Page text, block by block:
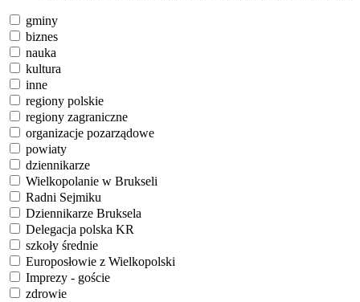
gminy
biznes
nauka
kultura
inne
regiony polskie
regiony zagraniczne
organizacje pozarządowe
powiaty
dziennikarze
Wielkopolanie w Brukseli
Radni Sejmiku
Dziennikarze Bruksela
Delegacja polska KR
szkoły średnie
Europosłowie z Wielkopolski
Imprezy - goście
zdrowie